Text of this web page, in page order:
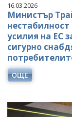
16.03.2026
Министър
усилия на ЕС
сигурно
ОЩЕ